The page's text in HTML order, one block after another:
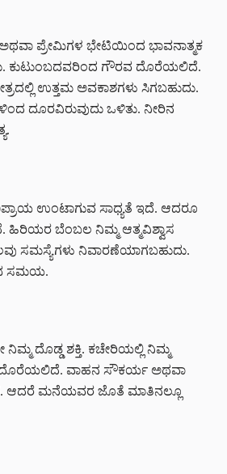
ಪ್ರೇಮಿಗಳ ಭೇಟಿಯಿಂದ ಭಾವನಾತ್ಮಕ
ಕುಟುಂಬದವರಿಂದ ಗೌರವ ದೊರೆಯಲಿದೆ.
ಉತ್ತಮ ಅವಕಾಶಗಳು ಸಿಗಬಹುದು.
ದೂರವಿರುವುದು ಒಳಿತು. ನೀರಿನ
ಉಂಟಾಗುವ ಸಾಧ್ಯತೆ ಇದೆ. ಆದರೂ
ಹಿರಿಯರ ಬೆಂಬಲ ನಿಮ್ಮ ಆತ್ಮವಿಶ್ವಾಸ
ಸಮಸ್ಯೆಗಳು ನಿವಾರಣೆಯಾಗಬಹುದು.
ಸಮಯ.
ನಿಮ್ಮ ದೊಡ್ಡ ಶಕ್ತಿ. ಕಚೇರಿಯಲ್ಲಿ ನಿಮ್ಮ
ವಾಹನ ಸೌಕರ್ಯ ಅಥವಾ
ಆದರೆ ಮನೆಯವರ ಜೊತೆ ಮಾತಿನಲ್ಲೂ